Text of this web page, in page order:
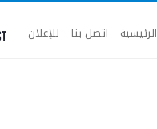
الرئيسية اتصل بنا للإعلان